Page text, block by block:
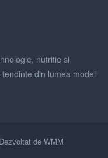
nutritie si
din lumea modei
de WMM